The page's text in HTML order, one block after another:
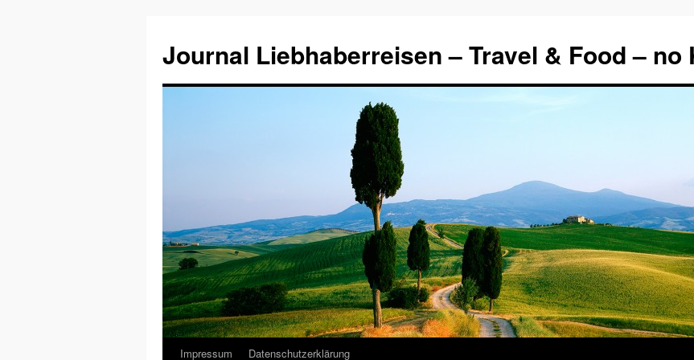
Journal Liebhaberreisen – Travel & Food – no
ZumImpressum Datenschutzerklärung